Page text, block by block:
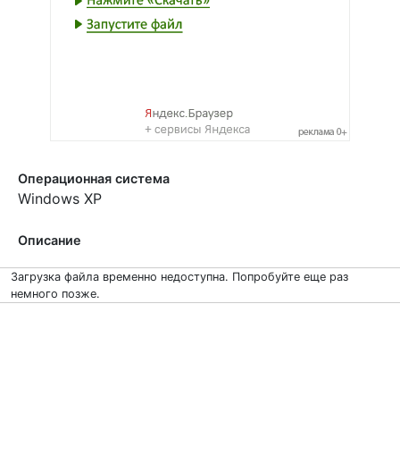
Операционная система
Windows XP
Описание
Загрузка файла временно недоступна. Попробуйте еще раз
немного позже.